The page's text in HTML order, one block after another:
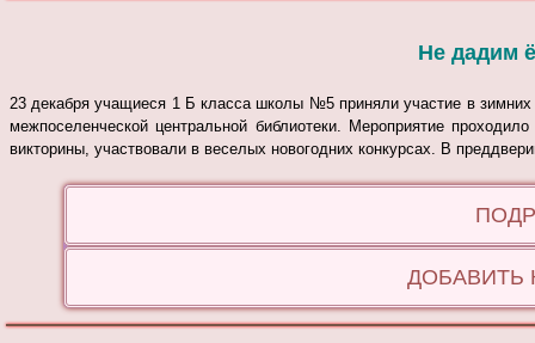
Не дадим
23 декабря учащиеся 1 Б класса школы №5 приняли участие в зимних
межпоселенческой центральной библиотеки. Мероприятие
викторины, участвовали в веселых новогодних конкурсах. В
ДОБАВИТЬ